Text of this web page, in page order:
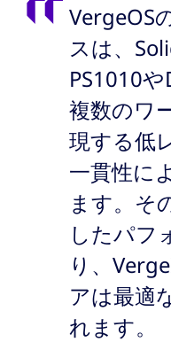
VergeOS
スは、
PS1010
複数のワ
現する低
一貫性に
ます。そ
したパフ
り、
アは最適
れます。